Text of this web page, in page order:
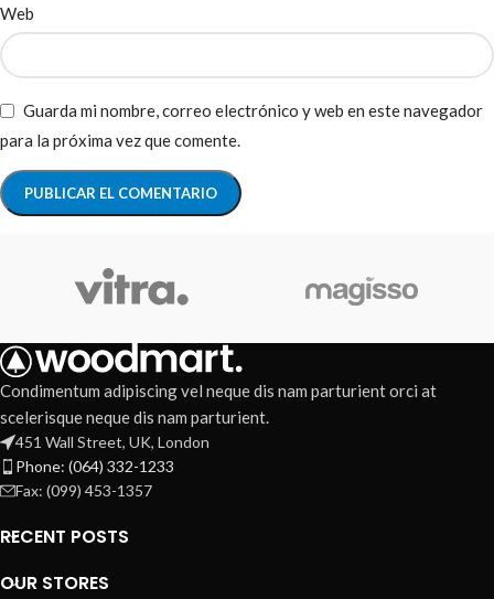
Web
Guarda mi nombre, correo electrónico y web en este navegador
para la próxima vez que comente.
Condimentum adipiscing vel neque dis nam parturient orci at
scelerisque neque dis nam parturient.
451 Wall Street, UK, London
Phone: (064) 332-1233
Fax: (099) 453-1357
RECENT POSTS
OUR STORES